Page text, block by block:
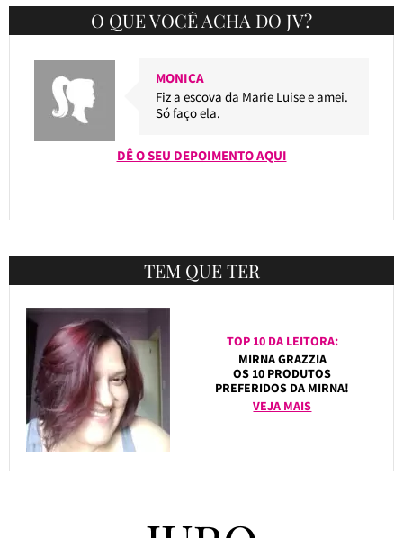
O QUE VOCÊ ACHA DO JV?
MONICA
Fiz a escova da Marie Luise e amei.
Só faço ela.
DÊ O SEU DEPOIMENTO AQUI
TEM QUE TER
TOP 10 DA LEITORA:
MIRNA GRAZZIA
OS 10 PRODUTOS
PREFERIDOS DA MIRNA!
VEJA MAIS